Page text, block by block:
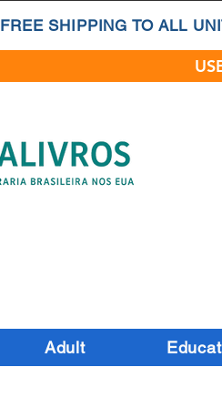
FREE SHIPPING TO ALL
Adult